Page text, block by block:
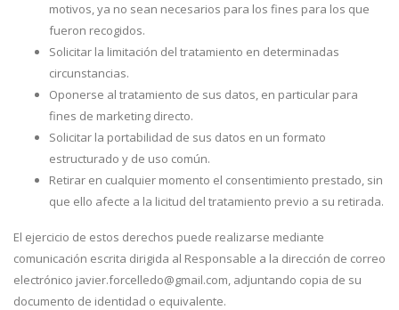
motivos, ya no sean necesarios para los fines para los que
fueron recogidos.
Solicitar la limitación del tratamiento en determinadas
circunstancias.
Oponerse al tratamiento de sus datos, en particular para
fines de marketing directo.
Solicitar la portabilidad de sus datos en un formato
estructurado y de uso común.
Retirar en cualquier momento el consentimiento prestado, sin
que ello afecte a la licitud del tratamiento previo a su retirada.
El ejercicio de estos derechos puede realizarse mediante
comunicación escrita dirigida al Responsable a la dirección de correo
electrónico javier.forcelledo@gmail.com, adjuntando copia de su
documento de identidad o equivalente.